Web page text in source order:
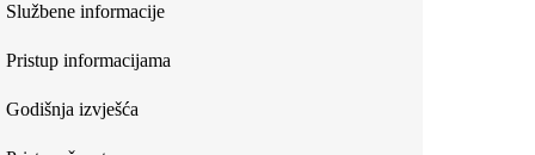
Službene informacije
Pristup informacijama
Godišnja izvješća